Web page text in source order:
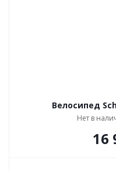
Велосипед
Нет в
16